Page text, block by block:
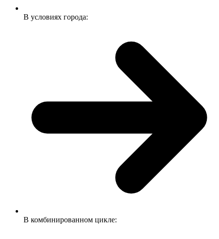
В условиях города:
В комбинированном цикле: